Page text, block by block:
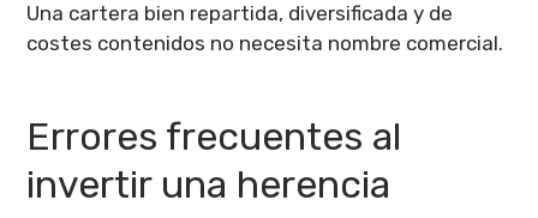
Una cartera bien repartida, diversificada y de
costes contenidos no necesita nombre comercial.
Errores frecuentes al
invertir una herencia